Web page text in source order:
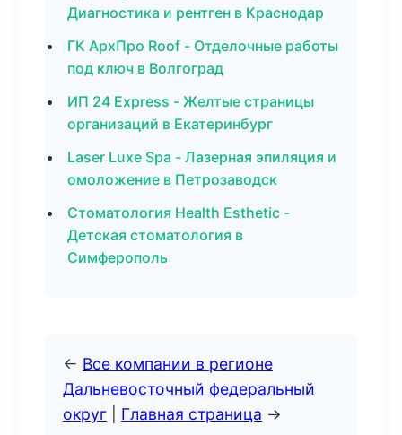
Диагностика и рентген в Краснодар
ГК АрхПро Roof - Отделочные работы
под ключ в Волгоград
ИП 24 Express - Желтые страницы
организаций в Екатеринбург
Laser Luxe Spa - Лазерная эпиляция и
омоложение в Петрозаводск
Стоматология Health Esthetic -
Детская стоматология в
Симферополь
← Все компании в регионе
Дальневосточный федеральный
округ
Главная страница →